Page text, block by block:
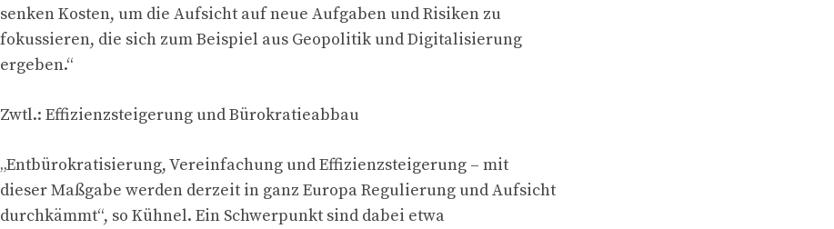
senken Kosten, um die Aufsicht auf neue Aufgaben und Risiken zu
fokussieren, die sich zum Beispiel aus Geopolitik und Digitalisierung
ergeben.“
Zwtl.: Effizienzsteigerung und Bürokratieabbau
„Entbürokratisierung, Vereinfachung und Effizienzsteigerung – mit
dieser Maßgabe werden derzeit in ganz Europa Regulierung und Aufsicht
durchkämmt“, so Kühnel. Ein Schwerpunkt sind dabei etwa